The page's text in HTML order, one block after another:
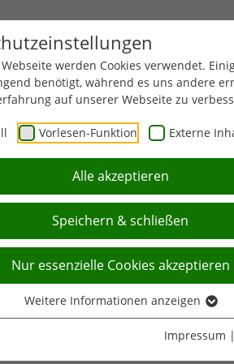
werden Cookies verwendet.
benötigt, während es uns andere
auf unserer Webseite zu
Vorlesen-Funktion Externe
Alle akzeptieren
Speichern & schließen
Nur essenzielle Cookies akzeptieren
Weitere Informationen anzeigen
Impressum |
FUNKTIONSTRAINING BILDUNG
Genehmigungsverzicht: